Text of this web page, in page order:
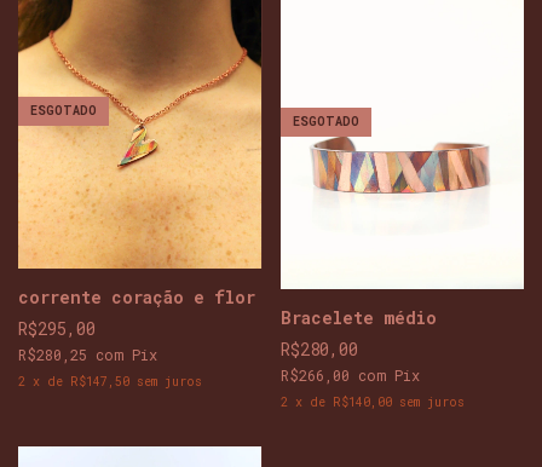
ESGOTADO
corrente coração e flor
R$295,00
R$280,25 com Pix
2 x de R$147,50 sem juros
ESGOTADO
Bracelete médio
R$280,00
R$266,00 com Pix
2 x de R$140,00 sem juros